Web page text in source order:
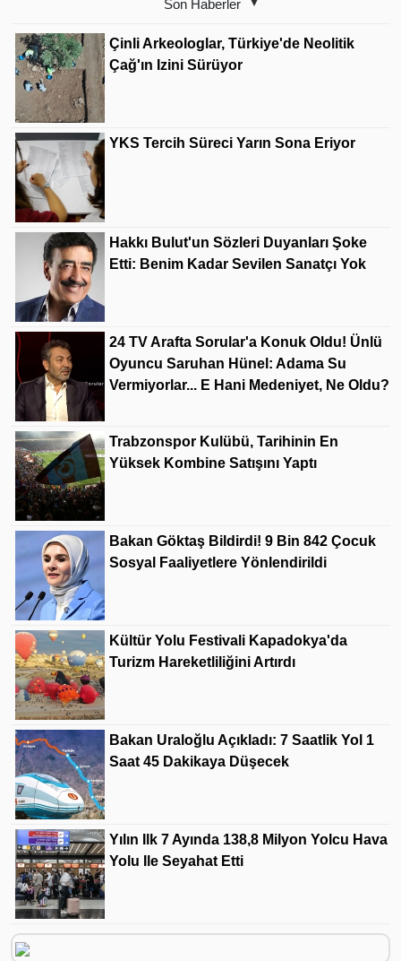
Son Haberler
Çinli Arkeologlar, Türkiye'de Neolitik
Çağ'ın Izini Sürüyor
YKS Tercih Süreci Yarın Sona Eriyor
Hakkı Bulut'un Sözleri Duyanları Şoke
Etti: Benim Kadar Sevilen Sanatçı Yok
24 TV Arafta Sorular'a Konuk Oldu! Ünlü
Oyuncu Saruhan Hünel: Adama Su
Vermiyorlar... E Hani Medeniyet, Ne Oldu?
Trabzonspor Kulübü, Tarihinin En
Yüksek Kombine Satışını Yaptı
Bakan Göktaş Bildirdi! 9 Bin 842 Çocuk
Sosyal Faaliyetlere Yönlendirildi
Kültür Yolu Festivali Kapadokya'da
Turizm Hareketliliğini Artırdı
Bakan Uraloğlu Açıkladı: 7 Saatlik Yol 1
Saat 45 Dakikaya Düşecek
Yılın Ilk 7 Ayında 138,8 Milyon Yolcu Hava
Yolu Ile Seyahat Etti